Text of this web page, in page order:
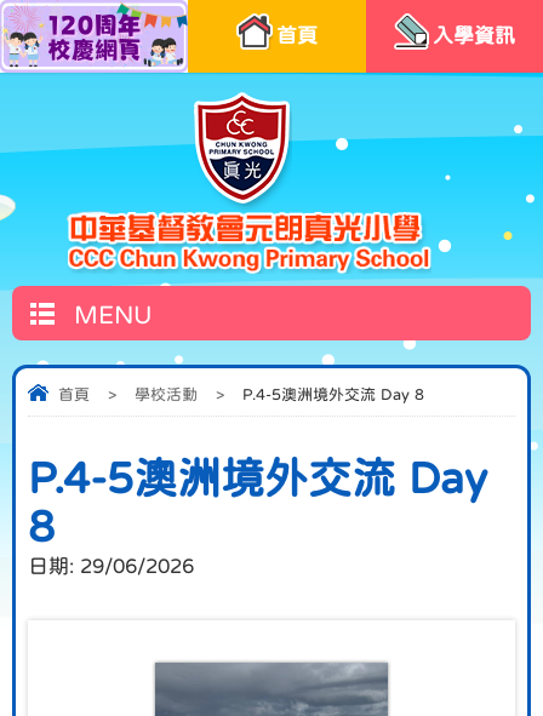
首頁 入學資訊
MENU
首頁 > 學校活動 > P.4-5澳洲境外交流 Day 8
P.4-5澳洲境外交流 Day
8
日期: 29/06/2026